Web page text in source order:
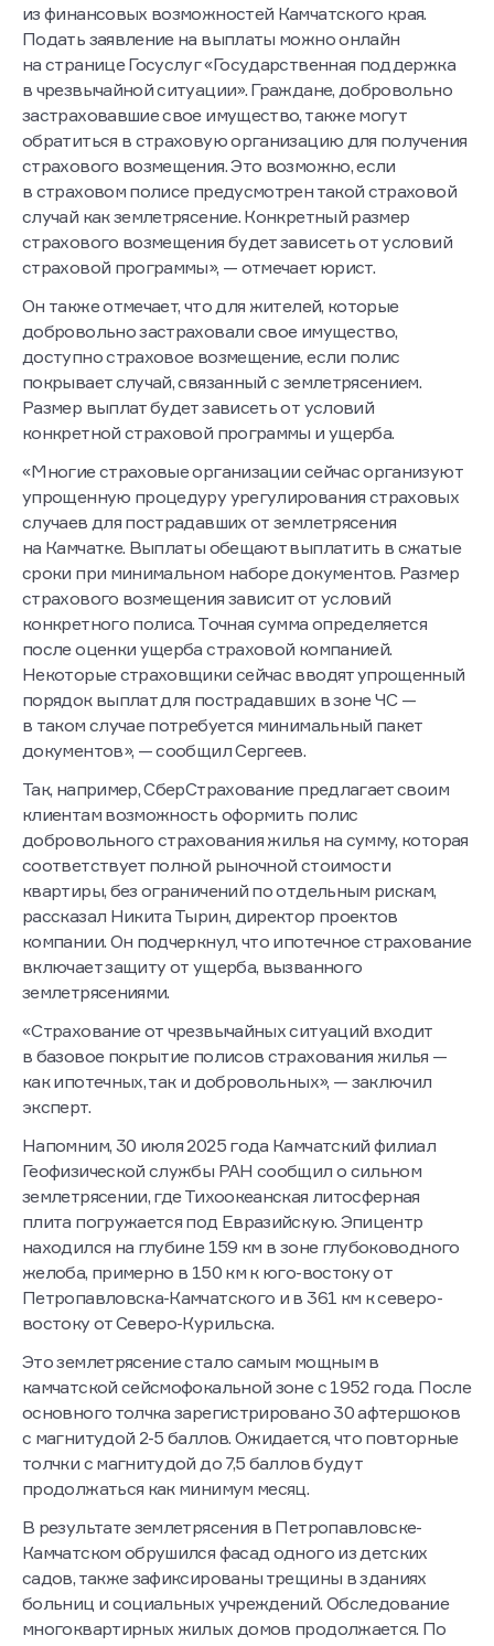
из финансовых возможностей Камчатского края.
Подать заявление на выплаты можно онлайн
на странице Госуслуг «Государственная поддержка
в чрезвычайной ситуации». Граждане, добровольно
застраховавшие свое имущество, также могут
обратиться в страховую организацию для получения
страхового возмещения. Это возможно, если
в страховом полисе предусмотрен такой страховой
случай как землетрясение. Конкретный размер
страхового возмещения будет зависеть от условий
страховой программы», — отмечает юрист.
Он также отмечает, что для жителей, которые
добровольно застраховали свое имущество,
доступно страховое возмещение, если полис
покрывает случай, связанный с землетрясением.
Размер выплат будет зависеть от условий
конкретной страховой программы и ущерба.
«Многие страховые организации сейчас организуют
упрощенную процедуру урегулирования страховых
случаев для пострадавших от землетрясения
на Камчатке. Выплаты обещают выплатить в сжатые
сроки при минимальном наборе документов. Размер
страхового возмещения зависит от условий
конкретного полиса. Точная сумма определяется
после оценки ущерба страховой компанией.
Некоторые страховщики сейчас вводят упрощенный
порядок выплат для пострадавших в зоне ЧС —
в таком случае потребуется минимальный пакет
документов», — сообщил Сергеев.
Так, например, СберСтрахование предлагает своим
клиентам возможность оформить полис
добровольного страхования жилья на сумму, которая
соответствует полной рыночной стоимости
квартиры, без ограничений по отдельным рискам,
рассказал Никита Тырин, директор проектов
компании. Он подчеркнул, что ипотечное страхование
включает защиту от ущерба, вызванного
землетрясениями.
«Страхование от чрезвычайных ситуаций входит
в базовое покрытие полисов страхования жилья —
как ипотечных, так и добровольных», — заключил
эксперт.
Напомним, 30 июля 2025 года Камчатский филиал
Геофизической службы РАН сообщил о сильном
землетрясении, где Тихоокеанская литосферная
плита погружается под Евразийскую. Эпицентр
находился на глубине 159 км в зоне глубоководного
желоба, примерно в 150 км к юго-востоку от
Петропавловска-Камчатского и в 361 км к северо-
востоку от Северо-Курильска.
Это землетрясение стало самым мощным в
камчатской сейсмофокальной зоне с 1952 года. После
основного толчка зарегистрировано 30 афтершоков
с магнитудой 2-5 баллов. Ожидается, что повторные
толчки с магнитудой до 7,5 баллов будут
продолжаться как минимум месяц.
В результате землетрясения в Петропавловске-
Камчатском обрушился фасад одного из детских
садов, также зафиксированы трещины в зданиях
больниц и социальных учреждений. Обследование
многоквартирных жилых домов продолжается. По